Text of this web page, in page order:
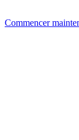
Commencer